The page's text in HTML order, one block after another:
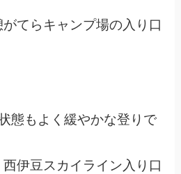
てらキャンプ場の入り口
態もよく緩やかな登りで
伊豆スカイライン入り口